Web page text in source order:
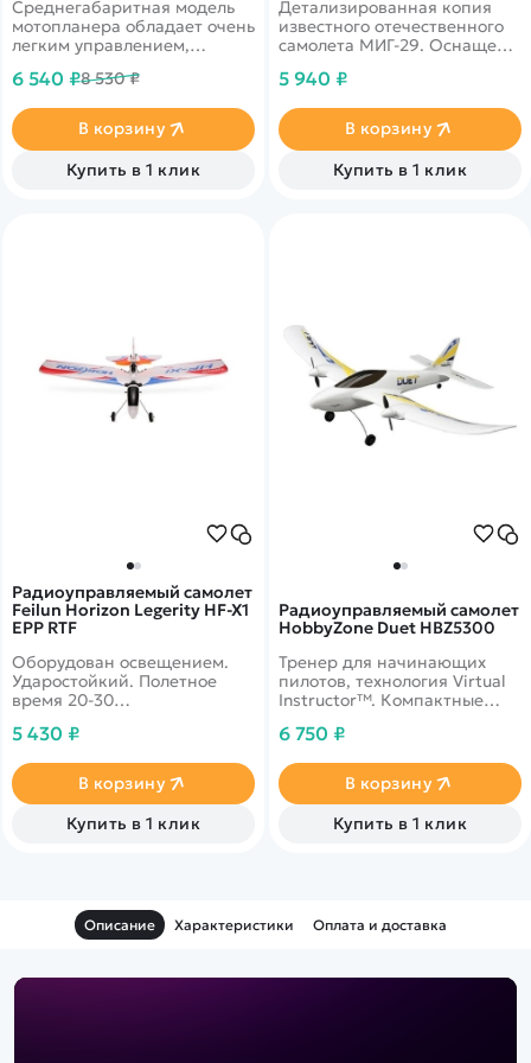
Среднегабаритная модель
мотопланера обладает очень
легким управлением,
светодиодной подсветкой.
6 540 ₽8 530 ₽
В корзину
Купить в 1 клик
Детализированная копия
известного отечественного
самолета МИГ-29. Оснащен
электродвигателями.
5 940 ₽
В корзину
Купить в 1 клик
Радиоуправляемый самолет
Feilun Horizon Legerity HF-X1
EPP RTF
Оборудован освещением.
Ударостойкий. Полетное
время 20-30
полету. Размах крыла 60 см.
1000mAh
5 430 ₽
В корзину
Купить в 1 клик
Радиоуправляемый самолет
HobbyZone Duet HBZ5300
Тренер для начинающих
пилотов, технология Virtual
Instructor™. Компактные
мотор, система
20 км/ч, полет до 10 минут
без подзарядки.
6 750 ₽
В корзину
Купить в 1 клик
Описание Характеристики Оплата и доставка